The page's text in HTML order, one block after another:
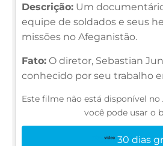
Descrição: Um
equipe de soldados e seus
missões no Afeganistão.
Fato: O diretor, Sebastian
conhecido por seu trabalho
Este filme não está disponível
você pode usar o
30 dias